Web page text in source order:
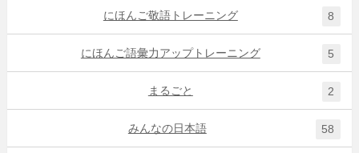
にほんご敬語トレーニング 8
にほんご語彙力アップトレーニング 5
まるごと 2
みんなの日本語 58